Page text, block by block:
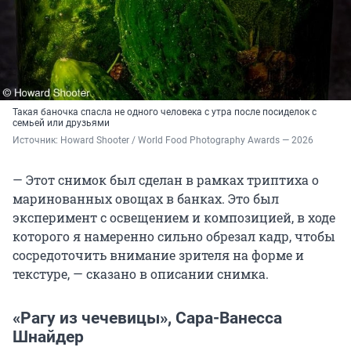
Такая баночка спасла не одного человека с утра после посиделок с
семьей или друзьями
Источник: Howard Shooter / World Food Photography Awards — 2026
— Этот снимок был сделан в рамках триптиха о
маринованных овощах в банках. Это был
эксперимент с освещением и композицией, в ходе
которого я намеренно сильно обрезал кадр, чтобы
сосредоточить внимание зрителя на форме и
текстуре, — сказано в описании снимка.
«Рагу из чечевицы», Сара-Ванесса
Шнайдер